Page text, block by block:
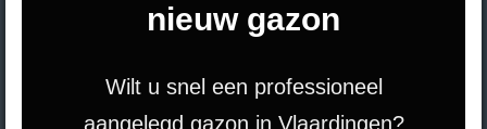
nieuw gazon
Wilt u snel een professioneel
aangelegd gazon in Vlaardingen?